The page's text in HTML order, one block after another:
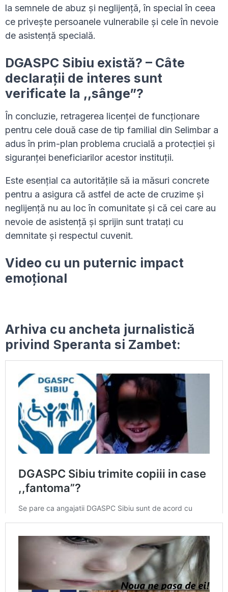
la semnele de abuz și neglijență, în special în ceea
ce privește persoanele vulnerabile și cele în nevoie
de asistență specială.
DGASPC Sibiu există? – Câte
declarații de interes sunt
verificate la ,,sânge”?
În concluzie, retragerea licenței de funcționare
pentru cele două case de tip familial din Selimbar a
adus în prim-plan problema crucială a protecției și
siguranței beneficiarilor acestor instituții.
Este esențial ca autoritățile să ia măsuri concrete
pentru a asigura că astfel de acte de cruzime și
neglijență nu au loc în comunitate și că cei care au
nevoie de asistență și sprijin sunt tratați cu
demnitate și respectul cuvenit.
Video cu un puternic impact
emoțional
Arhiva cu ancheta jurnalistică
privind Speranta si Zambet: